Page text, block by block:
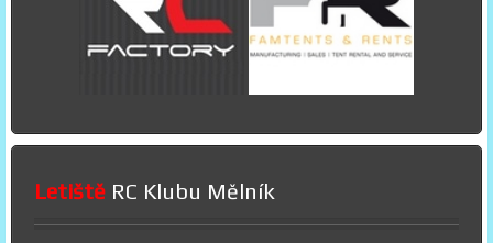
Letiště RC Klubu Mělník